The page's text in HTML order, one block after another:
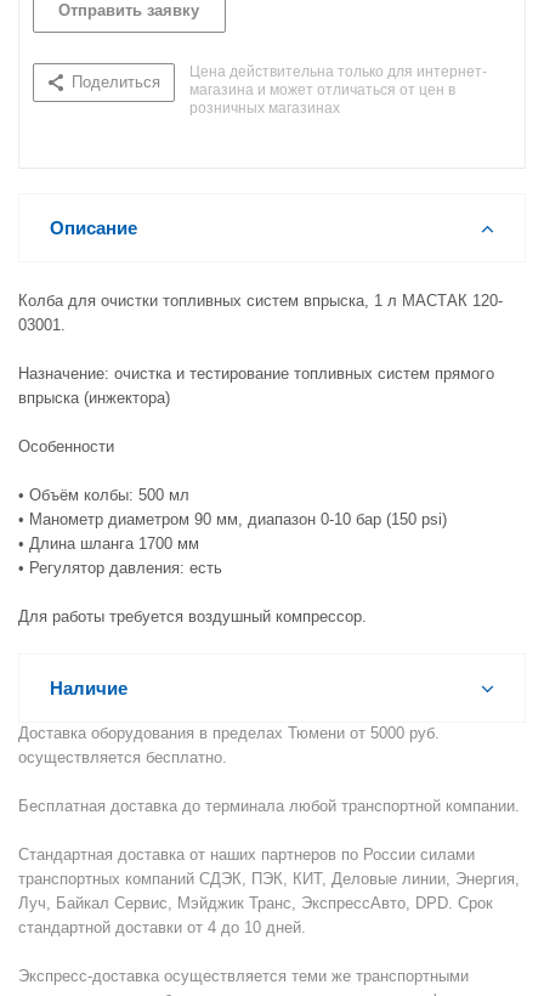
Отправить заявку
Поделиться
Цена действительна только для интернет-
магазина и может отличаться от цен в
розничных магазинах
Описание
Колба для очистки топливных систем впрыска, 1 л МАСТАК 120-
03001.
Назначение: очистка и тестирование топливных систем прямого
впрыска (инжектора)
Особенности
• Объём колбы: 500 мл
• Манометр диаметром 90 мм, диапазон 0-10 бар (150 psi)
• Длина шланга 1700 мм
• Регулятор давления: есть
Для работы требуется воздушный компрессор.
Наличие
Доставка оборудования в пределах Тюмени от 5000 руб.
осуществляется бесплатно.
Бесплатная доставка до терминала любой транспортной компании.
Стандартная доставка от наших партнеров по России силами
транспортных компаний СДЭК, ПЭК, КИТ, Деловые линии, Энергия,
Луч, Байкал Сервис, Мэйджик Транс, ЭкспрессАвто, DPD. Срок
стандартной доставки от 4 до 10 дней.
Экспресс-доставка осуществляется теми же транспортными